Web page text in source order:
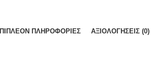
ΠΛΗΡΟΦΟΡΊΕΣ ΑΞΙΟΛΟΓΉΣΕΙΣ (0)